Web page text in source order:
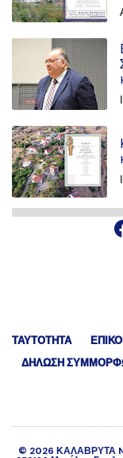
ΤΑΥΤΟΤΗΤΑ
ΔΉΛΩΣΗ
© 2026 ΚΑΛΑΒΡΥΤΑ